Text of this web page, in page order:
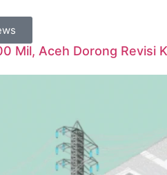
Mil, Aceh Dorong Revisi